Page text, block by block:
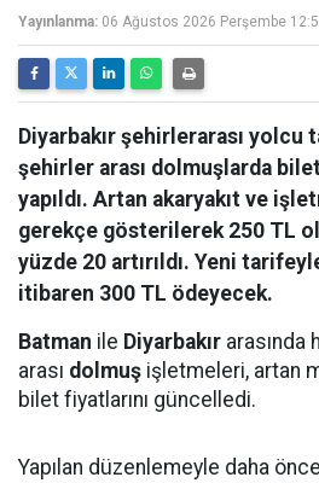
Yayınlanma: 06 Ağustos 2026 Perşembe
Diyarbakır şehirlerarası yolcu
şehirler arası dolmuşlarda
yapıldı. Artan akaryakıt ve
gerekçe gösterilerek 250 TL
yüzde 20 artırıldı. Yeni
itibaren 300 TL ödeyecek.
Batman ile Diyarbakır arasında
arası dolmuş işletmeleri, artan
bilet fiyatlarını güncelledi.
Yapılan düzenlemeyle daha önce